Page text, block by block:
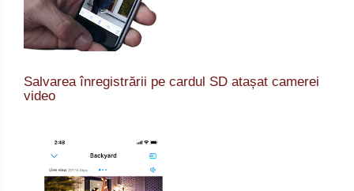
Salvarea înregistrării pe cardul SD atașat camerei
video